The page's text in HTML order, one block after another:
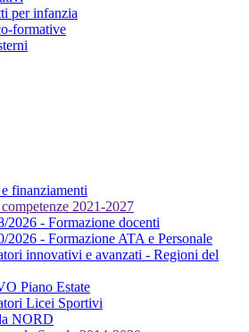
per infanzia
formative
finanziamenti
2021-2027
2026 - Formazione docenti
2026 - Formazione ATA e Personale
innovativi e avanzati - Regioni del
Piano Estate
Licei Sportivi
NORD